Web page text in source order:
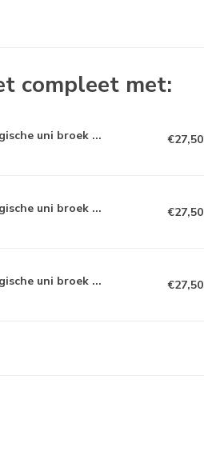
compleet met:
uni broek ... €27,50
uni broek ... €27,50
uni broek ... €27,50